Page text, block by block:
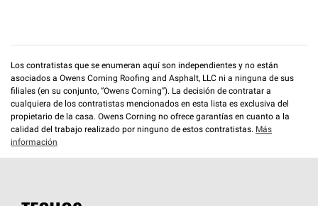
Los contratistas que se enumeran aquí son independientes y no están
asociados a Owens Corning Roofing and Asphalt, LLC ni a ninguna de sus
filiales (en su conjunto, “Owens Corning”). La decisión de contratar a
cualquiera de los contratistas mencionados en esta lista es exclusiva del
propietario de la casa. Owens Corning no ofrece garantías en cuanto a la
calidad del trabajo realizado por ninguno de estos contratistas. Más
información